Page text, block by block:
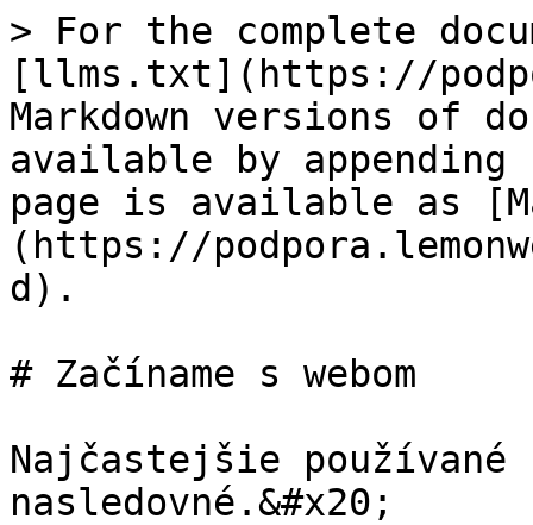
> For the complete
[llms.txt](https://
Markdown versions of
available by
page is available as
(https://
d).
# Začíname s webom
Najčastejšie používané
nasledovné.&#x20;